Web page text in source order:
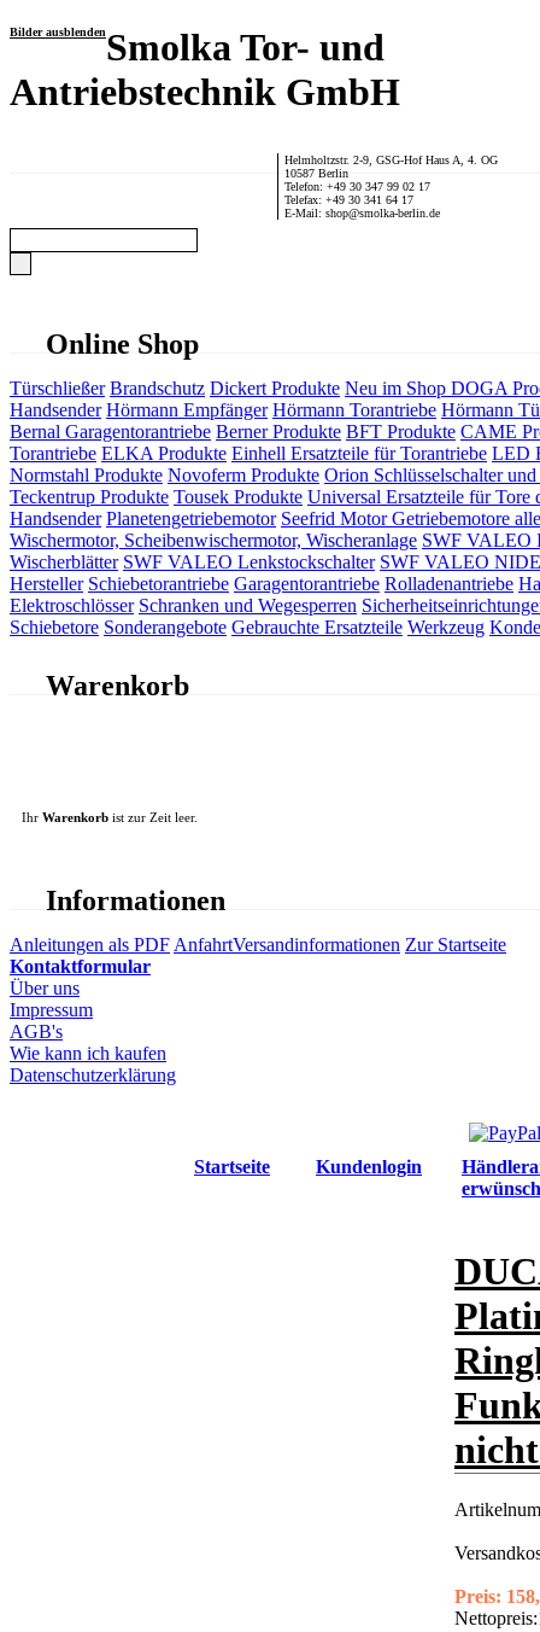
Bilder ausblendenSmolka Tor- und
Antriebstechnik GmbH
Helmholtzstr. 2-9, GSG-Hof Haus A, 4. OG
10587 Berlin
Telefon: +49 30 347 99 02 17
Telefax: +49 30 341 64 17
E-Mail: shop@smolka-berlin.de
Online Shop
Türschließer Brandschutz Dickert Produkte Neu im Shop DOGA
Handsender Hörmann Empfänger Hörmann Torantriebe Hörmann
Bernal Garagentorantriebe Berner Produkte BFT Produkte CAME
Torantriebe ELKA Produkte Einhell Ersatzteile für Torantriebe LED
Normstahl Produkte Novoferm Produkte Orion Schlüsselschalter und
Teckentrup Produkte Tousek Produkte Universal Ersatzteile für Tore
Handsender Planetengetriebemotor Seefrid Motor Getriebemotore
Wischermotor, Scheibenwischermotor, Wischeranlage SWF VALEO
Wischerblätter SWF VALEO Lenkstockschalter SWF VALEO
Hersteller Schiebetorantriebe Garagentorantriebe Rolladenantriebe
Elektroschlösser Schranken und Wegesperren
Schiebetore Sonderangebote Gebrauchte Ersatzteile Werkzeug
Warenkorb
Ihr Warenkorb ist zur Zeit leer.
Informationen
Anleitungen als PDF AnfahrtVersandinformationen Zur Startseite
Kontaktformular
Über uns
Impressum
AGB's
Wie kann ich kaufen
Datenschutzerklärung
Startseite Kundenlogin
Preis:
Nettopreis: